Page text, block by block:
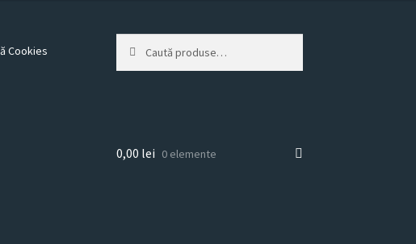
Cookies
după:
0,00 lei 0 elemente